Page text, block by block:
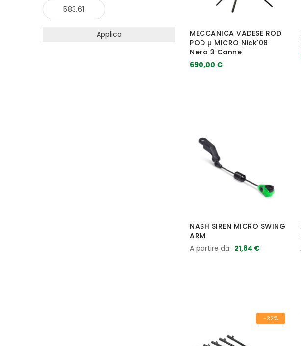
MECCANICA VADESE ROD
POD µ MICRO Nick'08
Nero 3 Canne
690,00 €
NASH SIREN MICRO SWING
ARM
A partire da 21,84 €
-32%
Applica